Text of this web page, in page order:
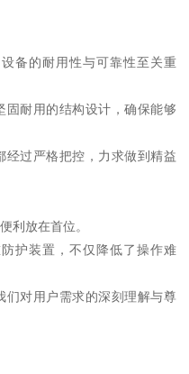
备的耐用性与可靠性至关重
固耐用的结构设计，确保能够
经过严格把控，力求做到精益
利放在首位。
护装置，不仅降低了操作难
们对用户需求的深刻理解与尊